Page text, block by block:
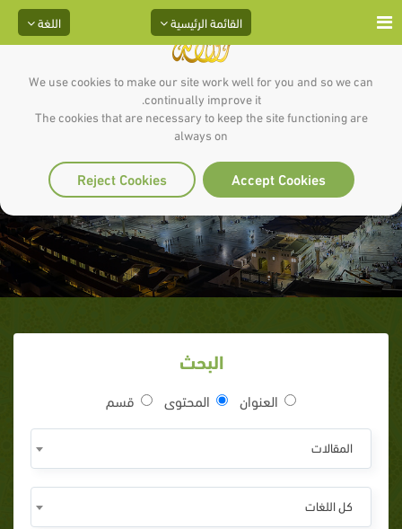
We use cookies to make our site work well for you and so we can
continually improve it.
The cookies that are necessary to keep the site functioning are
always on
Accept Cookies
Reject Cookies
اللغة القائمة الرئيسية
صلاة متفرقة
البحث
العنوان المحتوى قسم
المقالات
كل اللغات